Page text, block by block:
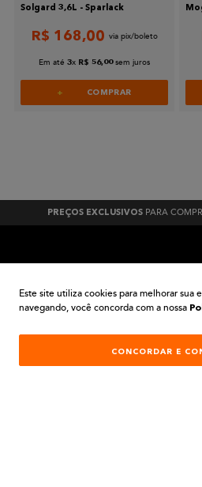
Solgard 3,6L - Sparlack
R$ 168,00
Em até 3x R$ 56,00 sem juros
COMPRAR
PREÇOS EXCLUSIVOS PARA
INSTITUCIONAL
AJUDA E SUPORTE
Este site utiliza cookies para melhorar sua
navegando, você concorda com a nossa
CONCORDAR E